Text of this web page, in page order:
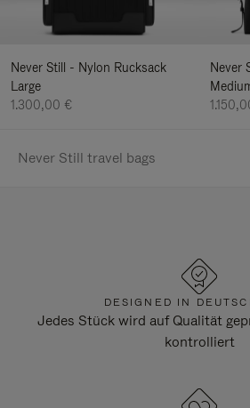
Never Still - Nylon Rucksack
Large
1.300,00 €
Never
Never Still travel bags
DESIGNED IN
Jedes Stück wird auf Qualität
kontrolliert